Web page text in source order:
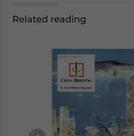
Related reading